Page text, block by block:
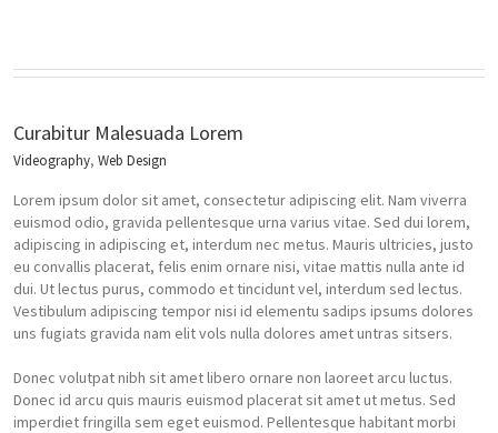
Curabitur Malesuada Lorem
Videography, Web Design
Lorem ipsum dolor sit amet, consectetur adipiscing elit. Nam viverra
euismod odio, gravida pellentesque urna varius vitae. Sed dui lorem,
adipiscing in adipiscing et, interdum nec metus. Mauris ultricies, justo
eu convallis placerat, felis enim ornare nisi, vitae mattis nulla ante id
dui. Ut lectus purus, commodo et tincidunt vel, interdum sed lectus.
Vestibulum adipiscing tempor nisi id elementu sadips ipsums dolores
uns fugiats gravida nam elit vols nulla dolores amet untras sitsers.
Donec volutpat nibh sit amet libero ornare non laoreet arcu luctus.
Donec id arcu quis mauris euismod placerat sit amet ut metus. Sed
imperdiet fringilla sem eget euismod. Pellentesque habitant morbi